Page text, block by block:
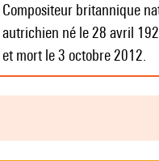
Compositeur britannique
autrichien né le 28 avril
et mort le 3 octobre 2012.